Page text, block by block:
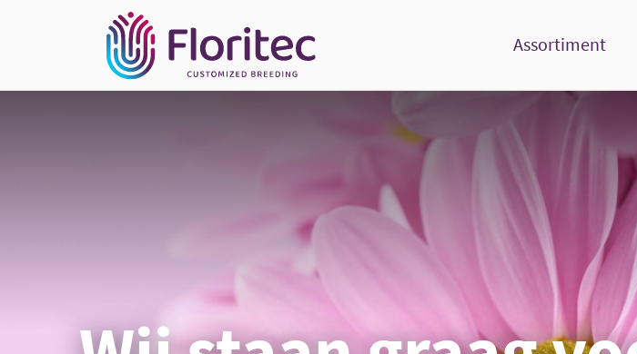
Assortiment